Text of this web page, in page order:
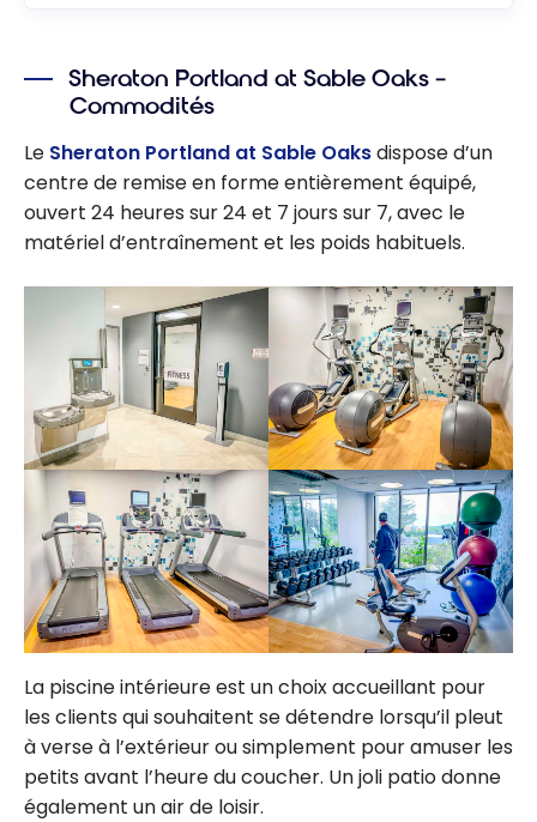
Sheraton Portland at Sable Oaks –
Commodités
Le Sheraton Portland at Sable Oaksdispose d’un
centre de remise en forme entièrement équipé,
ouvert 24 heures sur 24 et 7 jours sur 7, avec le
matériel d’entraînement et les poids habituels.
La piscine intérieure est un choix accueillant pour
les clients qui souhaitent se détendre lorsqu’il pleut
à verse à l’extérieur ou simplement pour amuser les
petits avant l’heure du coucher. Un joli patio donne
également un air de loisir.